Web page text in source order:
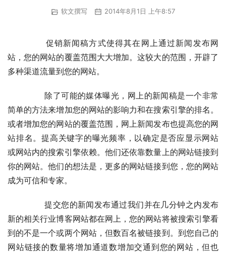
软文撰写 2014年8月1日 上午8:57
站，您的网站的覆盖范围大大增加。这较大的范围，开辟了
多种渠道流量到您的网站。
简单的方法来增加您的网站的影响力和在搜索引擎的排名。
或者增加您的网站的覆盖范围，网上新闻发布也提高您的网
站排名。提高关键字的曝光频率，以确定是否应显示网站
或网站内的搜索引擎依赖。他们还依靠数量上的网站链接到
你的网站。他们的想法是，更多的网站链接到您，您的网站
成为可信和专家。
新的相关行业博客网站都在网上，您的网站将被搜索引擎看
到的不是一个或两个网站，但数百名被链接到。到您自己的
网站链接的数量将增加通道数增加交通到您的网站，但也